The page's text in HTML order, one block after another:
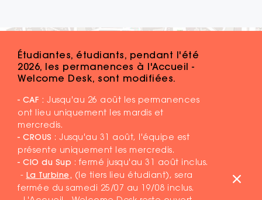
Étudiantes, étudiants, pendant l'été
2026, les permanences à l'Accueil -
Welcome Desk, sont modifiées.
- CAF : Jusqu'au 26 août les permanences
ont lieu uniquement les mardis et
mercredis.
- CROUS : Jusqu'au 31 août, l'équipe est
présente uniquement les mercredis.
- CIO du Sup : fermé jusqu'au 31 août inclus.
- La Turbine, (le tiers lieu étudiant), sera
fermée du samedi 25/07 au 19/08 inclus.